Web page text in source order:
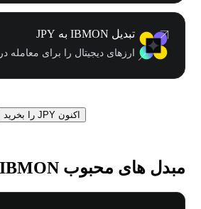
تبدیل IBMON به JPY
ارزهای دیجیتال را برای معامله در LBank انتخاب کنید.
اکنون JPY را بخرید
مبدل های محبوب IBMON